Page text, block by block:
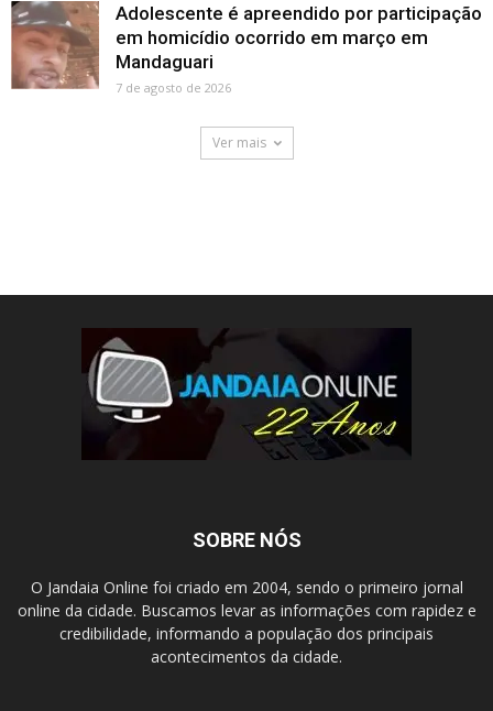
Adolescente é apreendido por participação
em homicídio ocorrido em março em
Mandaguari
7 de agosto de 2026
Ver mais
SOBRE NÓS
O Jandaia Online foi criado em 2004, sendo o primeiro jornal
online da cidade. Buscamos levar as informações com rapidez e
credibilidade, informando a população dos principais
acontecimentos da cidade.